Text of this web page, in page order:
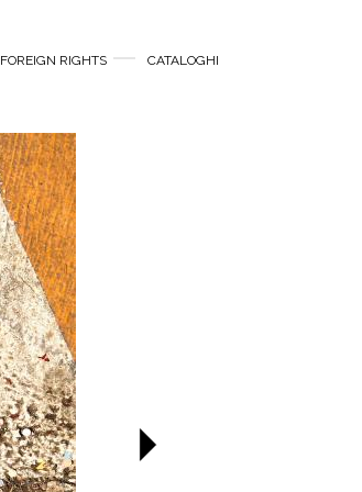
FOREIGN RIGHTS CATALOGHI